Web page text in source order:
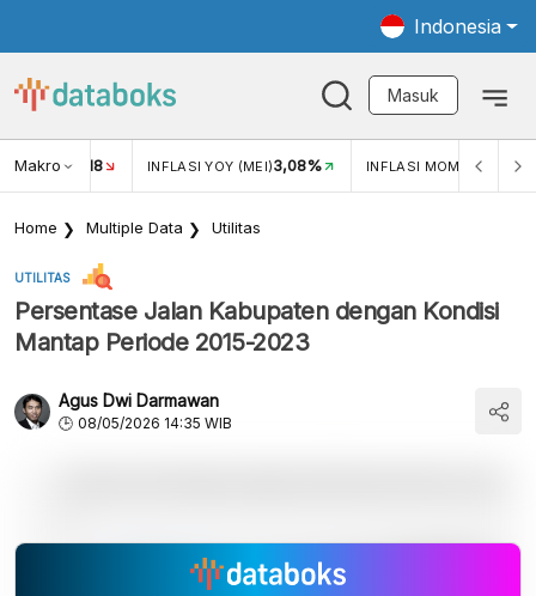
Indonesia
Masuk
Makro
USD/IDR 18 INFLASI YOY (MEI)3,08% INFLASI MOM (MEI)
Home Multiple Data Utilitas
UTILITAS
Persentase Jalan Kabupaten dengan Kondisi
Mantap Periode 2015-2023
Agus Dwi Darmawan
08/05/2026 14:35 WIB